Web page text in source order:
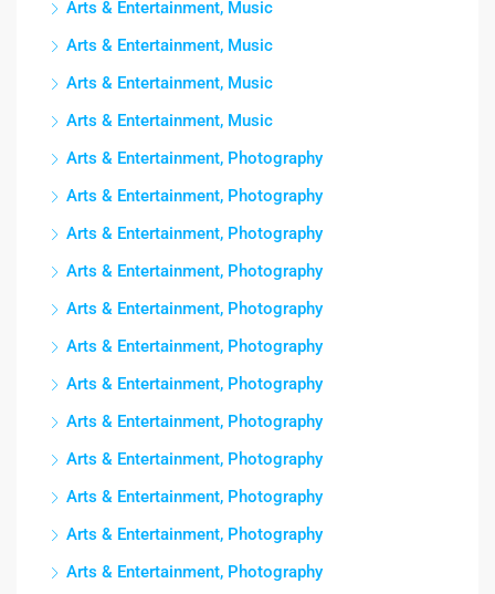
Arts & Entertainment, Music
Arts & Entertainment, Music
Arts & Entertainment, Music
Arts & Entertainment, Music
Arts & Entertainment, Photography
Arts & Entertainment, Photography
Arts & Entertainment, Photography
Arts & Entertainment, Photography
Arts & Entertainment, Photography
Arts & Entertainment, Photography
Arts & Entertainment, Photography
Arts & Entertainment, Photography
Arts & Entertainment, Photography
Arts & Entertainment, Photography
Arts & Entertainment, Photography
Arts & Entertainment, Photography